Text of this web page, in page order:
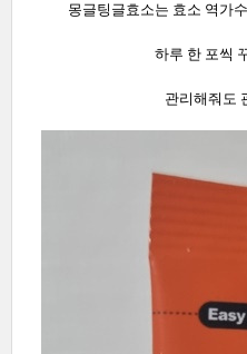
몽글팅글효소는 효소 역가
하루 한 포씩
관리해줘도